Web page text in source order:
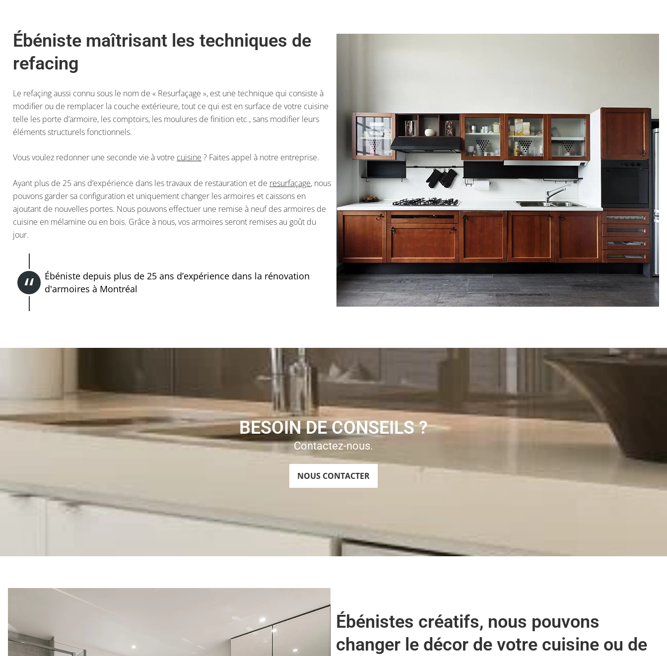
Ébéniste maîtrisant les techniques de
refacing
Le refaçing aussi connu sous le nom de « Resurfaçage », est une technique qui consiste à
modifier ou de remplacer la couche extérieure, tout ce qui est en surface de votre cuisine
telle les porte d’armoire, les comptoirs, les moulures de finition etc., sans modifier leurs
éléments structurels fonctionnels.
Vous voulez redonner une seconde vie à votre cuisine ? Faites appel à notre entreprise.
Ayant plus de 25 ans d’expérience dans les travaux de restauration et de resurfaçage, nous
pouvons garder sa configuration et uniquement changer les armoires et caissons en
ajoutant de nouvelles portes. Nous pouvons effectuer une remise à neuf des armoires de
cuisine en mélamine ou en bois. Grâce à nous, vos armoires seront remises au goût du
jour.
Ébéniste depuis plus de 25 ans d’expérience dans la rénovation
d'armoires à Montréal
BESOIN DE CONSEILS ?
Contactez-nous.
NOUS CONTACTER
Ébénistes créatifs, nous pouvons
changer le décor de votre cuisine ou de